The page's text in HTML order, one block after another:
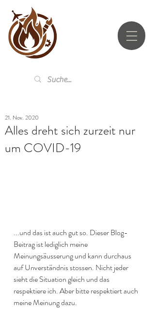
Alles dreht sich zurzeit nur
um COVID-19
21. Nov. 2020
...und das ist auch gut so. Dieser Blog-
Beitrag ist lediglich meine
Meinungsäusserung und kann durchaus
auf Unverständnis stossen. Nicht jeder
sieht die Situation gleich und das
respektiere ich. Aber bitte respektiert auch
meine Meinung dazu.